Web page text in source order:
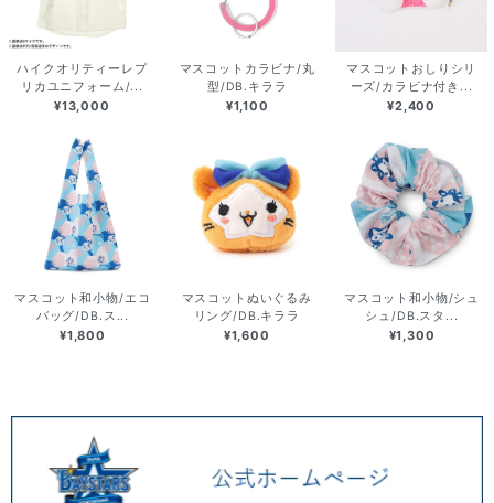
ハイクオリティーレプ
リカユニフォーム/...
¥13,000
マスコットカラビナ/丸
型/DB.キララ
¥1,100
マスコットおしりシリ
ーズ/カラビナ付き...
¥2,400
マスコット和小物/エコ
バッグ/DB.ス...
¥1,800
マスコットぬいぐるみ
リング/DB.キララ
¥1,600
マスコット和小物/シュ
シュ/DB.スタ...
¥1,300